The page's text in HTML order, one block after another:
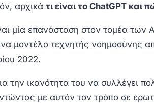
αρχικά τι είναι το ChatGPT και
μία επανάσταση στον τομέα
μοντέλο τεχνητής νοημοσύνης
2022.
την ικανότητα του να συλλέγει
με αυτόν τον τρόπο σε